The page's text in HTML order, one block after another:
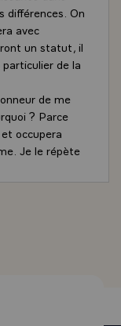
différences. On
avec
un statut, il
de la
de me
? Parce
occupera
Je le répète
et
à la
autre
donc la
ne peuvent
ils de
François Mitterrand,